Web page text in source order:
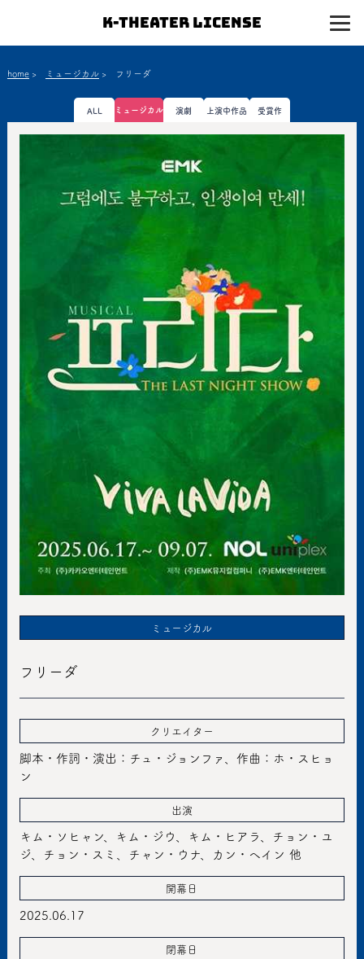
K-Theater License
home> ミュージカル> フリーダ
ALL ミュージカル 演劇 上演中作品 受賞作
ミュージカル
フリーダ
クリエイター
脚本・作詞・演出：チュ・ジョンファ、作曲：ホ・スヒョ
ン
出演
キム・ソヒャン、キム・ジウ、キム・ヒアラ、チョン・ユ
ジ、チョン・スミ、チャン・ウナ、カン・ヘイン 他
開幕日
2025.06.17
閉幕日